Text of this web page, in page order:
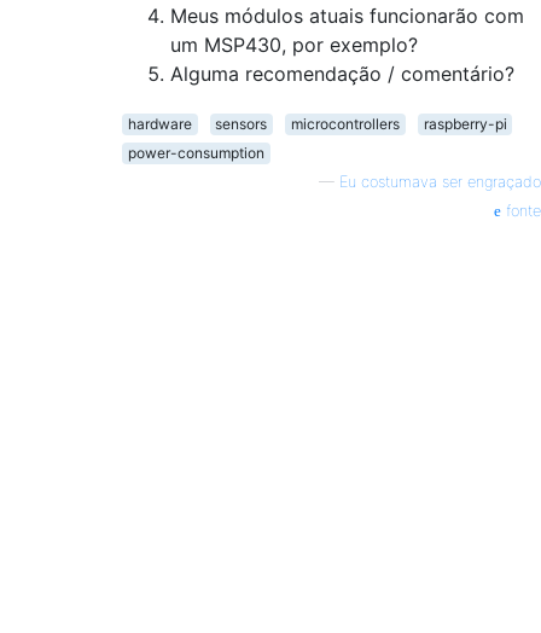
Meus módulos atuais funcionarão com
um MSP430, por exemplo?
Alguma recomendação / comentário?
hardware sensors microcontrollers
raspberry-pi
power-consumption
— Eu costumava ser engraçado
fonte